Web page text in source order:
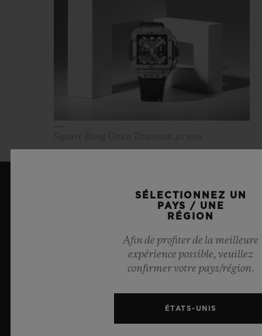
DERNIÈRES ACTUALITÉS
SÉLECTIONNEZ UN
PAYS / UNE
RÉGION
Afin de profiter de la meilleure
expérience possible, veuillez
confirmer votre pays/région.
ÉTATS-UNIS